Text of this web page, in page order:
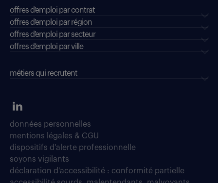
offres d'emploi par contrat
offres d'emploi par région
offres d'emploi par secteur
offres d’emploi par ville
métiers qui recrutent
données personnelles
mentions légales & CGU
dispositifs d'alerte professionnelle
soyons vigilants
déclaration d'accessibilité : conformité partielle